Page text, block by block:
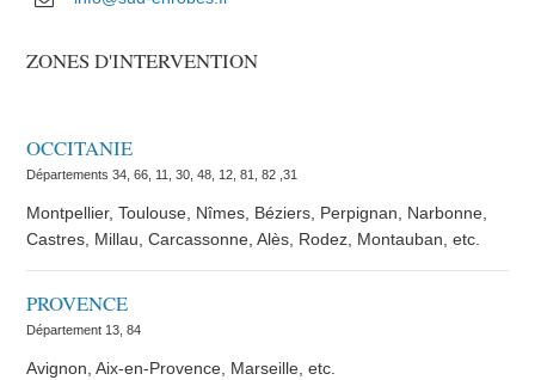
ZONES D'INTERVENTION
OCCITANIE
Départements 34, 66, 11, 30, 48, 12, 81, 82 ,31
Montpellier, Toulouse, Nîmes, Béziers, Perpignan, Narbonne,
Castres, Millau, Carcassonne, Alès, Rodez, Montauban, etc.
PROVENCE
Département 13, 84
Avignon, Aix-en-Provence, Marseille, etc.